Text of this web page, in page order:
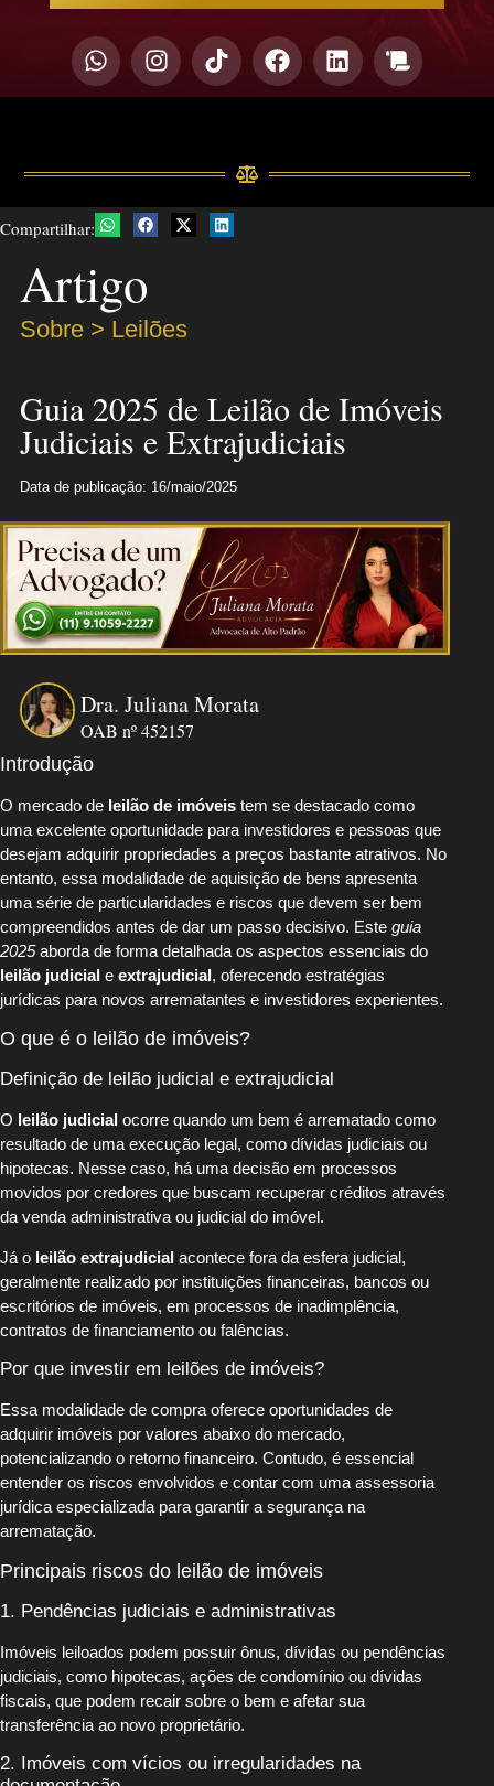
Compartilhar:
Artigo
Sobre > Leilões
Guia 2025 de Leilão de Imóveis
Judiciais e Extrajudiciais
Data de publicação: 16/maio/2025
Dra. Juliana Morata
OAB nº 452157
Introdução
O mercado de leilão de imóveis tem se destacado como
uma excelente oportunidade para investidores e pessoas que
desejam adquirir propriedades a preços bastante atrativos. No
entanto, essa modalidade de aquisição de bens apresenta
uma série de particularidades e riscos que devem ser bem
compreendidos antes de dar um passo decisivo. Este guia
2025aborda de forma detalhada os aspectos essenciais do
leilão judicial e extrajudicial, oferecendo estratégias
jurídicas para novos arrematantes e investidores experientes.
O que é o leilão de imóveis?
Definição de leilão judicial e extrajudicial
O leilão judicial ocorre quando um bem é arrematado como
resultado de uma execução legal, como dívidas judiciais ou
hipotecas. Nesse caso, há uma decisão em processos
movidos por credores que buscam recuperar créditos através
da venda administrativa ou judicial do imóvel.
Já o leilão extrajudicial acontece fora da esfera judicial,
geralmente realizado por instituições financeiras, bancos ou
escritórios de imóveis, em processos de inadimplência,
contratos de financiamento ou falências.
Por que investir em leilões de imóveis?
Essa modalidade de compra oferece oportunidades de
adquirir imóveis por valores abaixo do mercado,
potencializando o retorno financeiro. Contudo, é essencial
entender os riscos envolvidos e contar com uma assessoria
jurídica especializada para garantir a segurança na
arrematação.
Principais riscos do leilão de imóveis
1. Pendências judiciais e administrativas
Imóveis leiloados podem possuir ônus, dívidas ou pendências
judiciais, como hipotecas, ações de condomínio ou dívidas
fiscais, que podem recair sobre o bem e afetar sua
transferência ao novo proprietário.
2. Imóveis com vícios ou irregularidades na